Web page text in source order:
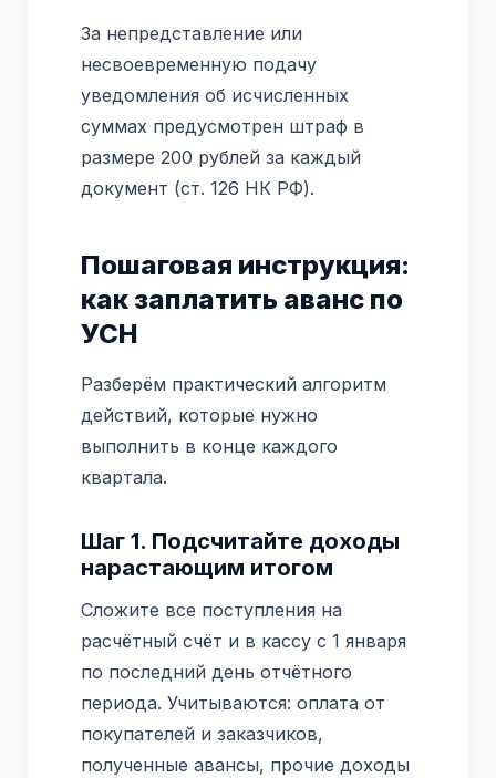
За непредставление или
несвоевременную подачу
уведомления об исчисленных
суммах предусмотрен штраф в
размере 200 рублей за каждый
документ (ст. 126 НК РФ).
Пошаговая инструкция:
как заплатить аванс по
УСН
Разберём практический алгоритм
действий, которые нужно
выполнить в конце каждого
квартала.
Шаг 1. Подсчитайте доходы
нарастающим итогом
Сложите все поступления на
расчётный счёт и в кассу с 1 января
по последний день отчётного
периода. Учитываются: оплата от
покупателей и заказчиков,
полученные авансы, прочие доходы